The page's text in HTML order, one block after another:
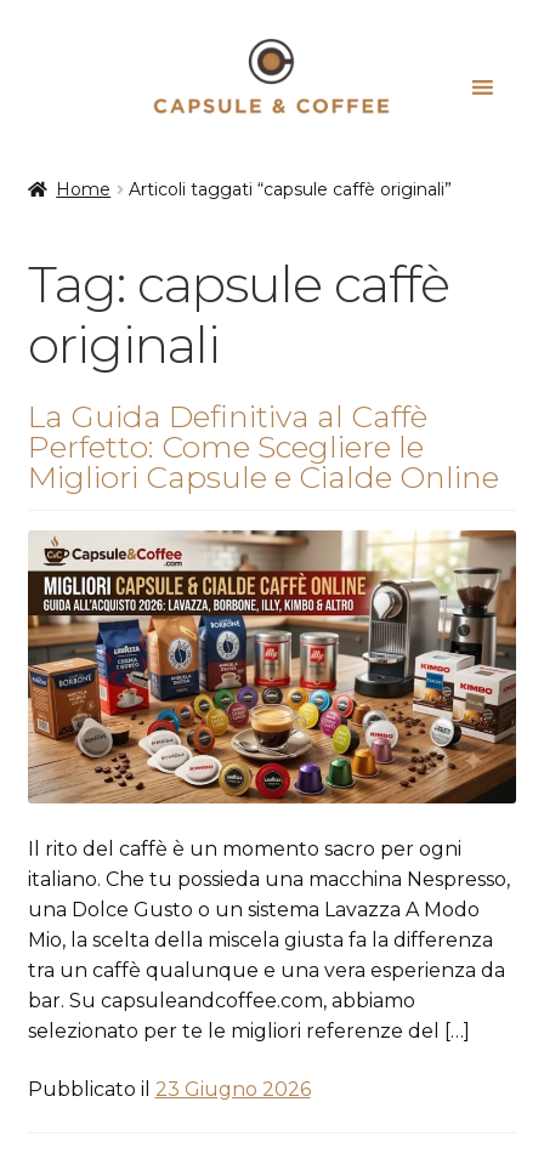
Home Articoli taggati “capsule caffè originali”
Tag: capsule caffè
originali
La Guida Definitiva al Caffè
Perfetto: Come Scegliere le
Migliori Capsule e Cialde Online
Il rito del caffè è un momento sacro per ogni
italiano. Che tu possieda una macchina Nespresso,
una Dolce Gusto o un sistema Lavazza A Modo
Mio, la scelta della miscela giusta fa la differenza
tra un caffè qualunque e una vera esperienza da
bar. Su capsuleandcoffee.com, abbiamo
selezionato per te le migliori referenze del […]
Pubblicato il 23 Giugno 2026